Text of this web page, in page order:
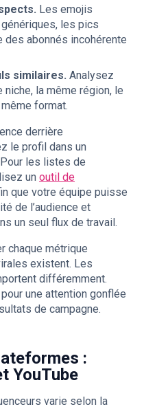
Les emojis
les pics
des abonnés incohérente
similaires. Analysez
la même région, le
format.
derrière
le profil dans un
les listes de
un outil de
que votre équipe puisse
de l’audience et
un seul flux de travail.
chaque métrique
existent. Les
différemment.
une attention gonflée
de campagne.
:
YouTube
varie selon la